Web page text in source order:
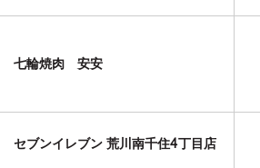
七輪焼肉 安安
セブンイレブン 荒川南千住4丁目店